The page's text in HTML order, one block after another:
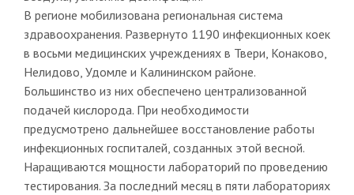
В регионе мобилизована региональная система
здравоохранения. Развернуто 1190 инфекционных коек
в восьми медицинских учреждениях в Твери, Конаково,
Нелидово, Удомле и Калининском районе.
Большинство из них обеспечено централизованной
подачей кислорода. При необходимости
предусмотрено дальнейшее восстановление работы
инфекционных госпиталей, созданных этой весной.
Наращиваются мощности лабораторий по проведению
тестирования. За последний месяц в пяти лабораториях